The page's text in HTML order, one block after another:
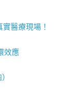
醫療現場！
效應